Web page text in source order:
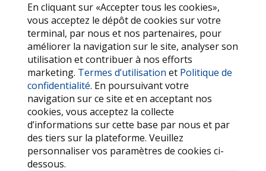
En cliquant sur «Accepter tous les cookies»,
vous acceptez le dépôt de cookies sur votre
terminal, par nous et nos partenaires, pour
améliorer la navigation sur le site, analyser son
utilisation et contribuer à nos efforts
marketing. Termes d’utilisation et Politique de
confidentialité. En poursuivant votre
navigation sur ce site et en acceptant nos
cookies, vous acceptez la collecte
d’informations sur cette base par nous et par
des tiers sur la plateforme. Veuillez
personnaliser vos paramètres de cookies ci-
dessous.
Termes d’utilisation
Politique de confidentialité
SERVICES
Contactez-nous
Mes favoris
Cookie